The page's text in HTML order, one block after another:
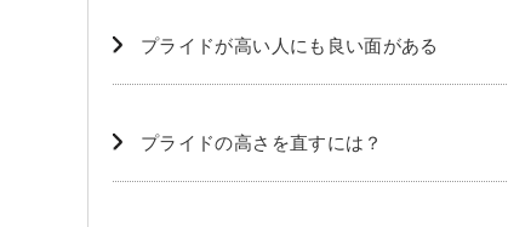
プライドが高い人にも良い面がある
プライドの高さを直すには？